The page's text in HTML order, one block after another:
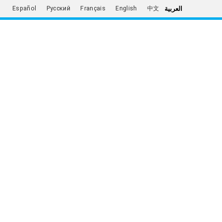
العربية 中文
English
Français
Русский
Español